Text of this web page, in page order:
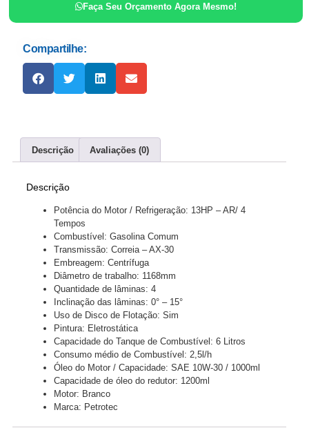
Faça Seu Orçamento Agora Mesmo!
Compartilhe:
Descrição Avaliações (0)
Descrição
Potência do Motor / Refrigeração: 13HP – AR/ 4
Tempos
Combustível: Gasolina Comum
Transmissão: Correia – AX-30
Embreagem: Centrífuga
Diâmetro de trabalho: 1168mm
Quantidade de lâminas: 4
Inclinação das lâminas: 0° – 15°
Uso de Disco de Flotação: Sim
Pintura: Eletrostática
Capacidade do Tanque de Combustível: 6 Litros
Consumo médio de Combustível: 2,5l/h
Óleo do Motor / Capacidade: SAE 10W-30 / 1000ml
Capacidade de óleo do redutor: 1200ml
Motor: Branco
Marca: Petrotec